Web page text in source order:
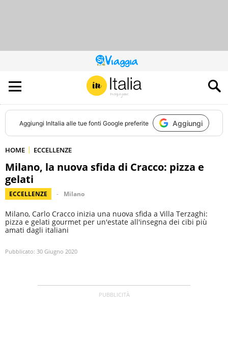
QUESTO
SITO
CONTRIBUISCE
ALL’AUDIENCE
DI
Aggiungi InItalia alle tue fonti Google preferite Aggiungi
HOME ECCELLENZE
Milano, la nuova sfida di Cracco: pizza e
gelati
ECCELLENZE Milano
Milano, Carlo Cracco inizia una nuova sfida a Villa Terzaghi:
pizza e gelati gourmet per un'estate all'insegna dei cibi più
amati dagli italiani
Pubblicato: 30 Giugno 2020